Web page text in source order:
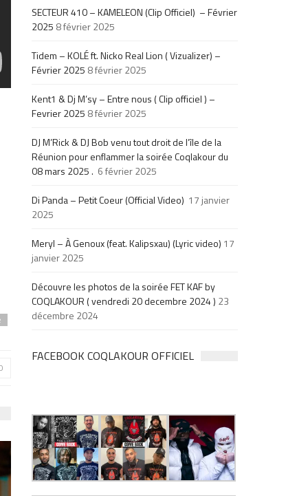
SECTEUR 410 – KAMELEON (Clip Officiel) – Février
2025 8 février 2025
Tidem – KOLÉ ft. Nicko Real Lion ( Vizualizer) –
Février 2025 8 février 2025
Kent1 & Dj M’sy – Entre nous ( Clip officiel ) –
Fevrier 2025 8 février 2025
DJ M’Rick & DJ Bob venu tout droit de l’île de la
Réunion pour enflammer la soirée Coqlakour du
08 mars 2025 . 6 février 2025
Di Panda – Petit Coeur (Official Video) 17 janvier
2025
Meryl – À Genoux (feat. Kalipsxau) (Lyric video) 17
janvier 2025
Découvre les photos de la soirée FET KAF by
COQLAKOUR ( vendredi 20 decembre 2024 ) 23
décembre 2024
FACEBOOK COQLAKOUR OFFICIEL